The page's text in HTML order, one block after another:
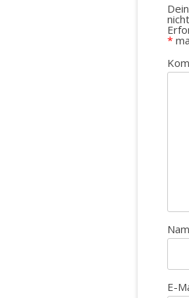
*
E-